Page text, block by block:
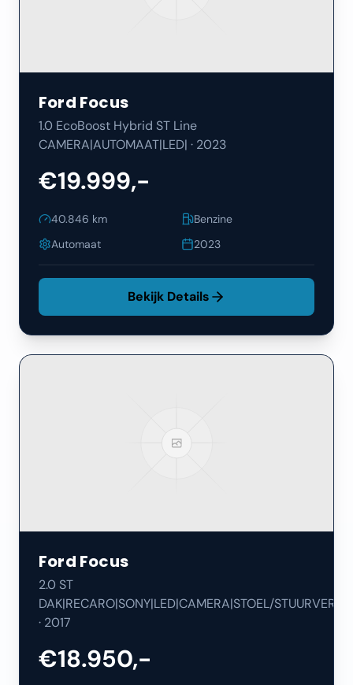
Ford Focus
1.0 EcoBoost Hybrid ST Line
CAMERA|AUTOMAAT|LED| · 2023
€19.999,-
40.846 km
Benzine
Automaat
2023
Bekijk Details
Ford Focus
2.0 ST
DAK|RECARO|SONY|LED|CAMERA|STOEL/STUURVERW|
· 2017
€18.950,-